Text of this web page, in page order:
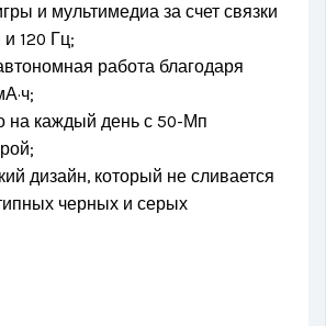
и мультимедиа за счет связки
120 Гц;
работа благодаря
на каждый день с 50-Мп
дизайн, который не сливается
черных и серых